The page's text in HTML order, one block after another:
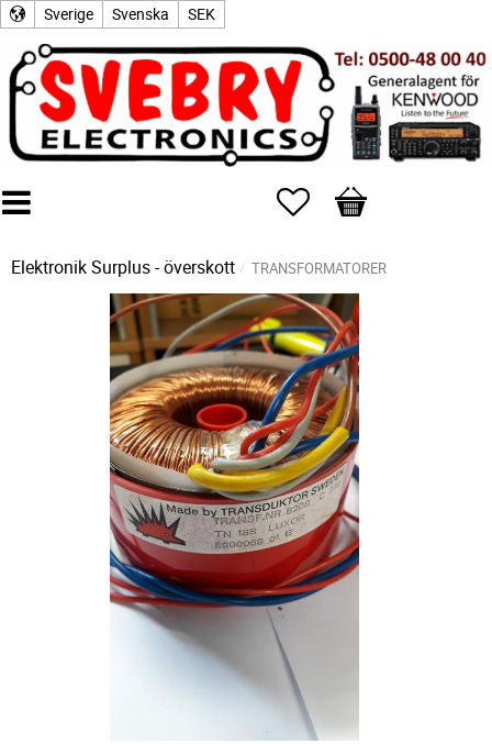
Sverige Svenska SEK
Favoriter
Kundvagn
Elektronik Surplus - överskott TRANSFORMATORER